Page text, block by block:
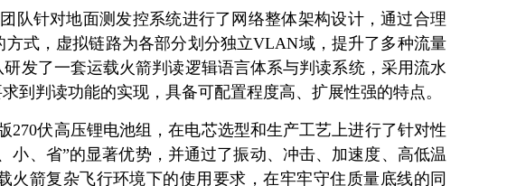
队针对地面测发控系统进行了网络整体架构设计，通过合理
式，虚拟链路为各部分划分独立VLAN域，提升了多种流量
发了一套运载火箭判读逻辑语言体系与判读系统，采用流水
到判读功能的实现，具备可配置程度高、扩展性强的特点。
270伏高压锂电池组，在电芯选型和生产工艺上进行了针对性
、省”的显著优势，并通过了振动、冲击、加速度、高低温
箭复杂飞行环境下的使用要求，在牢牢守住质量底线的同